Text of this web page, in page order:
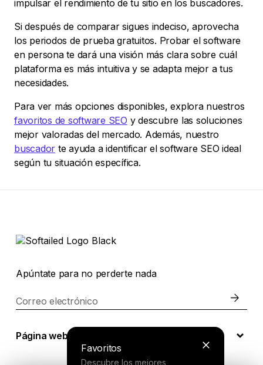
impulsar el rendimiento de tu sitio en los buscadores.
Si después de comparar sigues indeciso, aprovecha
los periodos de prueba gratuitos. Probar el software
en persona te dará una visión más clara sobre cuál
plataforma es más intuitiva y se adapta mejor a tus
necesidades.
Para ver más opciones disponibles, explora nuestros
favoritos de software SEO y descubre las soluciones
mejor valoradas del mercado. Además, nuestro
buscador te ayuda a identificar el software SEO ideal
según tu situación específica.
Favoritos
Descubre los mejores
Apúntate para no perderte nada
Correo electrónico
Página web